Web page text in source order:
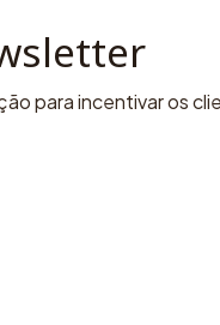
para incentivar os